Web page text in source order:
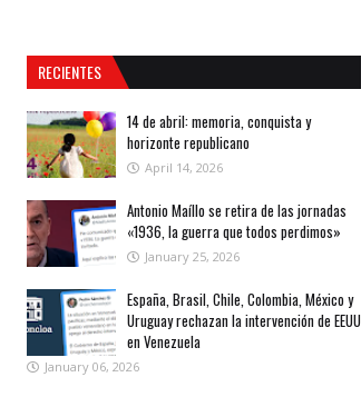
RECIENTES
14 de abril: memoria, conquista y
horizonte republicano
April 14, 2026
Antonio Maíllo se retira de las jornadas
«1936, la guerra que todos perdimos»
January 25, 2026
España, Brasil, Chile, Colombia, México y
Uruguay rechazan la intervención de EEUU
en Venezuela
January 06, 2026